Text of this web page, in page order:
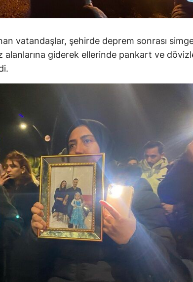
vatandaşlar, şehirde deprem sonrası
alanlarına giderek ellerinde pankart ve